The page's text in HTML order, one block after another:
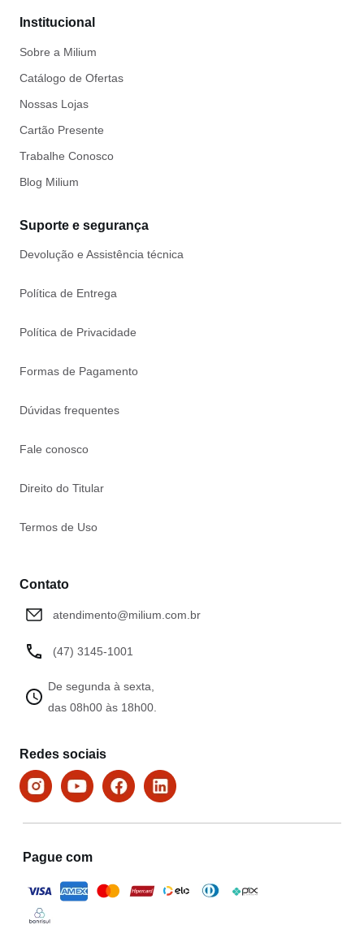
Institucional
Sobre a Milium
Catálogo de Ofertas
Nossas Lojas
Cartão Presente
Trabalhe Conosco
Blog Milium
Suporte e segurança
Devolução e Assistência técnica
Política de Entrega
Política de Privacidade
Formas de Pagamento
Dúvidas frequentes
Fale conosco
Direito do Titular
Termos de Uso
Contato
atendimento@milium.com.br
(47) 3145-1001
De segunda à sexta,
das 08h00 às 18h00.
Redes sociais
Pague com